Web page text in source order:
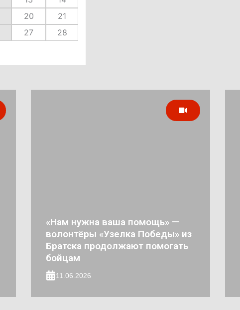
20
21
27
28
«Нам нужна ваша помощь» —
волонтёры «Узелка Победы» из
Братска продолжают помогать
бойцам
11.06.2026